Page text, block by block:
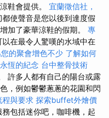
鞋會提供。 宜蘭徵信社，
都使聲音是您以後到達度假
加了豪華涼鞋的假期。 專
在最令人驚嘆的水域中在
的聚會增色不少 了解如何
恆的紀念 台中整骨技術
許多人都有自己的陽台或露
，例如鬱鬱蔥蔥的花園和閃
程與要求 探索buffet外燴價
務包括迷你吧，咖啡機，起